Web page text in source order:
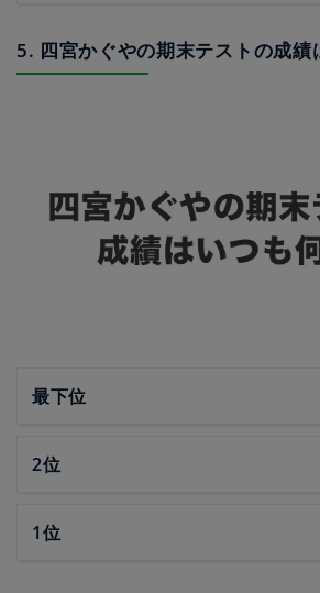
5. 四宮かぐやの期末テストの成績
最下位
2位
1位